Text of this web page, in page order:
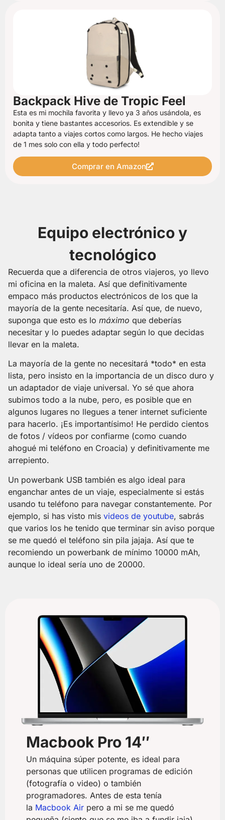
Backpack Hive de Tropic Feel
Esta es mi mochila favorita y llevo ya 3 años usándola, es
bonita y tiene bastantes accesorios. Es extendible y se
adapta tanto a viajes cortos como largos. He hecho viajes
de 1 mes solo con ella y todo perfecto!
Comprar en Amazon
Equipo electrónico y
tecnológico
Recuerda que a diferencia de otros viajeros, yo llevo
mi oficina en la maleta. Así que definitivamente
empaco más productos electrónicos de los que la
mayoría de la gente necesitaría. Así que, de nuevo,
suponga que esto es lo máximo que deberías
necesitar y lo puedes adaptar según lo que decidas
llevar en la maleta.
La mayoría de la gente no necesitará *todo* en esta
lista, pero insisto en la importancia de un disco duro y
un adaptador de viaje universal. Yo sé que ahora
subimos todo a la nube, pero, es posible que en
algunos lugares no llegues a tener internet suficiente
para hacerlo. ¡Es importantísimo! He perdido cientos
de fotos / vídeos por confiarme (como cuando
ahogué mi teléfono en Croacia) y definitivamente me
arrepiento.
Un powerbank USB también es algo ideal para
enganchar antes de un viaje, especialmente si estás
usando tu teléfono para navegar constantemente. Por
ejemplo, si has visto mis videos de youtube, sabrás
que varios los he tenido que terminar sin aviso porque
se me quedó el teléfono sin pila jajaja. Así que te
recomiendo un powerbank de mínimo 10000 mAh,
aunque lo ideal sería uno de 20000.
Macbook Pro 14″
Un máquina súper potente, es ideal para
personas que utilicen programas de edición
(fotografía o video) o también
programadores. Antes de esta tenía
la Macbook Air pero a mi se me quedó